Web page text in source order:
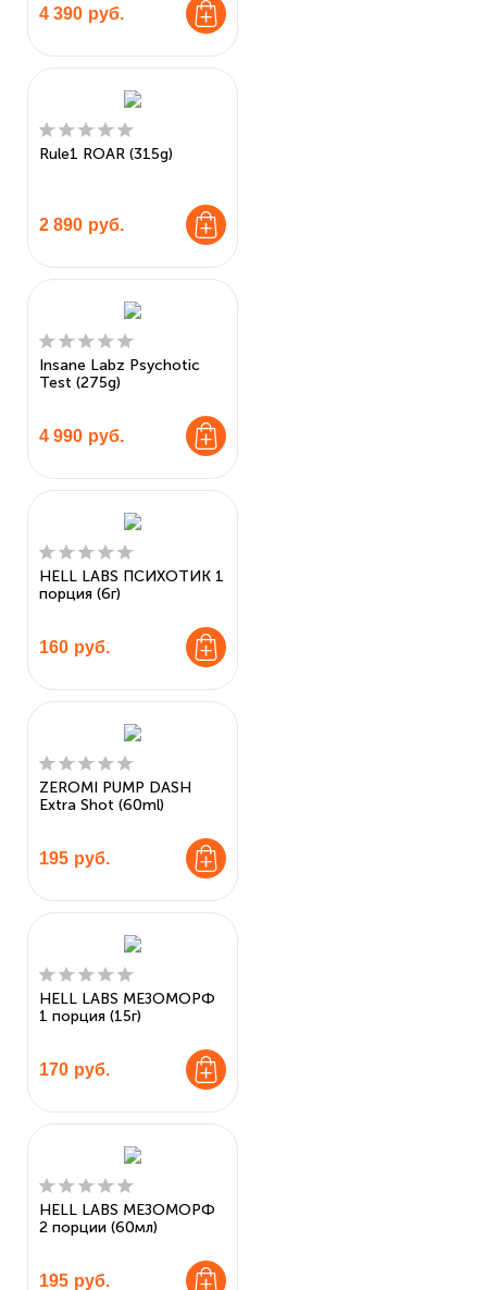
4 390 руб.
Rule1 ROAR (315g)
2 890 руб.
Insane Labz Psychotic
Test (275g)
4 990 руб.
HELL LABS ПСИХОТИК 1
порция (6г)
160 руб.
ZEROMI PUMP DASH
Extra Shot (60ml)
195 руб.
HELL LABS МЕЗОМОРФ
1 порция (15г)
170 руб.
HELL LABS МЕЗОМОРФ
2 порции (60мл)
195 руб.